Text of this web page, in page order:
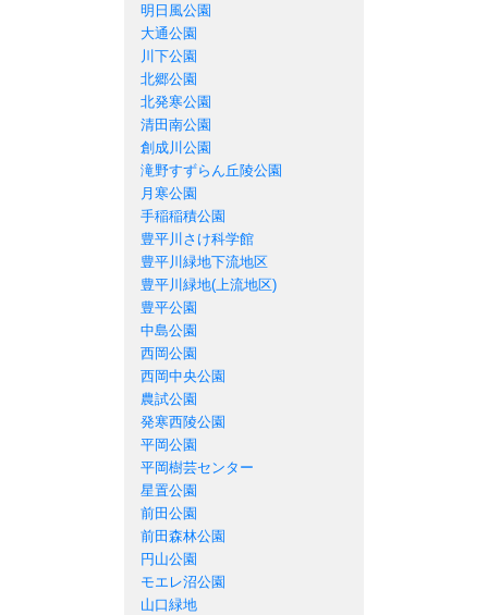
明日風公園
大通公園
川下公園
北郷公園
北発寒公園
清田南公園
創成川公園
滝野すずらん丘陵公園
月寒公園
手稲稲積公園
豊平川さけ科学館
豊平川緑地下流地区
豊平川緑地(上流地区)
豊平公園
中島公園
西岡公園
西岡中央公園
農試公園
発寒西陵公園
平岡公園
平岡樹芸センター
星置公園
前田公園
前田森林公園
円山公園
モエレ沼公園
山口緑地